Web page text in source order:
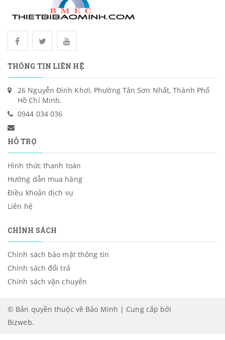
THÔNG TIN LIÊN HỆ
26 Nguyễn Đình Khơi, Phường Tân Sơn Nhất, Thành Phố
Hồ Chí Minh.
0944 034 036
HỖ TRỢ
Hình thức thanh toán
Hướng dẫn mua hàng
Điều khoản dịch vụ
Liên hệ
CHÍNH SÁCH
Chính sách bảo mật thông tin
Chính sách đổi trả
Chính sách vận chuyển
© Bản quyền thuộc về Bảo Minh | Cung cấp bởi
Bizweb.